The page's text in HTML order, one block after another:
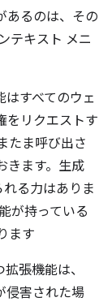
あるのは、その
テキスト メニ
すべてのウェ
をリクエストす
たま呼び出さ
きます。生成
る力はありま
が持っている
ます
張機能は、
侵害された場